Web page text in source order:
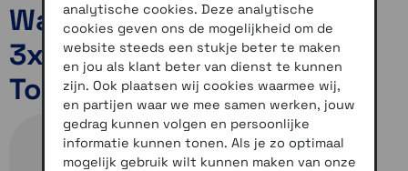
WayPoint draagtas Zumo
3xx - XT3 4,7 inch en
TomTom Rider
analytische cookies. Deze analytische
cookies geven ons de mogelijkheid om de
website steeds een stukje beter te maken
en jou als klant beter van dienst te kunnen
zijn. Ook plaatsen wij cookies waarmee wij,
en partijen waar we mee samen werken, jouw
gedrag kunnen volgen en persoonlijke
informatie kunnen tonen. Als je zo optimaal
mogelijk gebruik wilt kunnen maken van onze